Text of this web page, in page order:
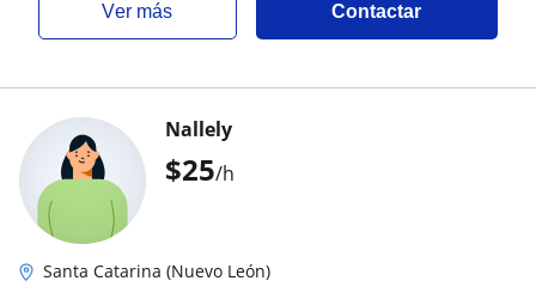
ver más Contactar
$25/h
Nallely
Santa Catarina (Nuevo León)